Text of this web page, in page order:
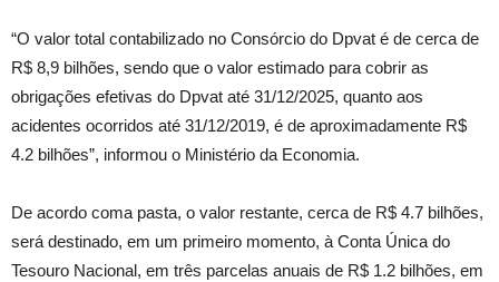
“O valor total contabilizado no Consórcio do Dpvat é de cerca de
R$ 8,9 bilhões, sendo que o valor estimado para cobrir as
obrigações efetivas do Dpvat até 31/12/2025, quanto aos
acidentes ocorridos até 31/12/2019, é de aproximadamente R$
4.2 bilhões”, informou o Ministério da Economia.
De acordo coma pasta, o valor restante, cerca de R$ 4.7 bilhões,
será destinado, em um primeiro momento, à Conta Única do
Tesouro Nacional, em três parcelas anuais de R$ 1.2 bilhões, em